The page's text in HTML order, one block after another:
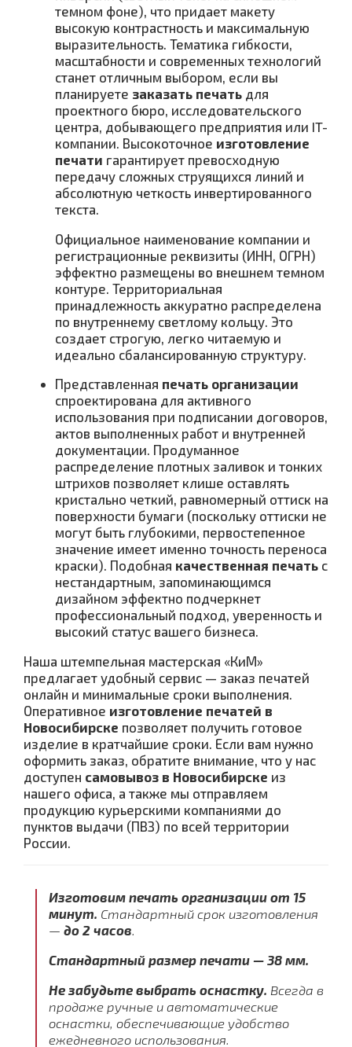
темном фоне), что придает макету
высокую контрастность и максимальную
выразительность. Тематика гибкости,
масштабности и современных технологий
станет отличным выбором, если вы
планируете заказать печать для
проектного бюро, исследовательского
центра, добывающего предприятия или IT-
компании. Высокоточное изготовление
печати гарантирует превосходную
передачу сложных струящихся линий и
абсолютную четкость инвертированного
текста.
Официальное наименование компании и
регистрационные реквизиты (ИНН, ОГРН)
эффектно размещены во внешнем темном
контуре. Территориальная
принадлежность аккуратно распределена
по внутреннему светлому кольцу. Это
создает строгую, легко читаемую и
идеально сбалансированную структуру.
Представленная печать организации
спроектирована для активного
использования при подписании договоров,
актов выполненных работ и внутренней
документации. Продуманное
распределение плотных заливок и тонких
штрихов позволяет клише оставлять
кристально четкий, равномерный оттиск на
поверхности бумаги (поскольку оттиски не
могут быть глубокими, первостепенное
значение имеет именно точность переноса
краски). Подобная качественная печать с
нестандартным, запоминающимся
дизайном эффектно подчеркнет
профессиональный подход, уверенность и
высокий статус вашего бизнеса.
Наша штемпельная мастерская «КиМ»
предлагает удобный сервис — заказ печатей
онлайн и минимальные сроки выполнения.
Оперативное изготовление печатей в
Новосибирске позволяет получить готовое
изделие в кратчайшие сроки. Если вам нужно
оформить заказ, обратите внимание, что у нас
доступен самовывоз в Новосибирске из
нашего офиса, а также мы отправляем
продукцию курьерскими компаниями до
пунктов выдачи (ПВЗ) по всей территории
России.
Изготовим печать организации от 15
минут. Стандартный срок изготовления
— до 2 часов
Стандартный размер печати — 38 мм.
Не забудьте выбрать оснастку. Всегда в
продаже ручные и автоматические
оснастки, обеспечивающие удобство
ежедневного использования.